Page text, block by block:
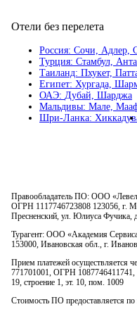
Отели без перелета
Россия: Сочи, Адлер,
Турция: Стамбул,
Таиланд: Пхукет,
Египет: Хургада,
ОАЭ: Дубай, Шарджа
Мальдивы: Мале,
Шри-Ланка:
Правообладатель ПО: ООО
ОГРН 1117746723808 123056, г.
Пресненский, ул. Юлиуса Фучика,
Турагент: ООО «Академия
153000, Ивановская обл., г.
Прием платежей
771701001, ОГРН
19, строение 1, эт. 10, пом. 1009
Стоимость ПО предоставляется по